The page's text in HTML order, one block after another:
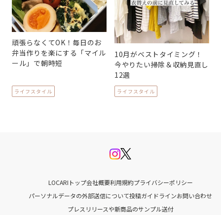
頑張らなくてOK！毎日のお
弁当作りを楽にする「マイル
ール」で朝時短
ライフスタイル
10月がベストタイミング！
今やりたい掃除＆収納見直し
12選
ライフスタイル
LOCARIトップ会社概要利用規約プライバシーポリシー
パーソナルデータの外部送信について投稿ガイドラインお問い合わせ
プレスリリースや新商品のサンプル送付